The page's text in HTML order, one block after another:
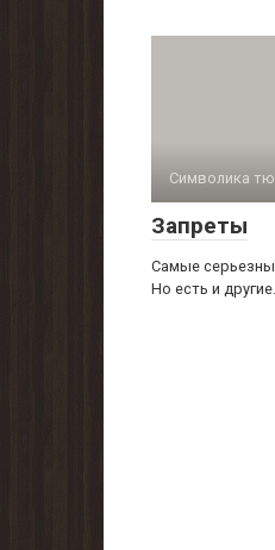
Символика
Запреты
Самые
Но есть и